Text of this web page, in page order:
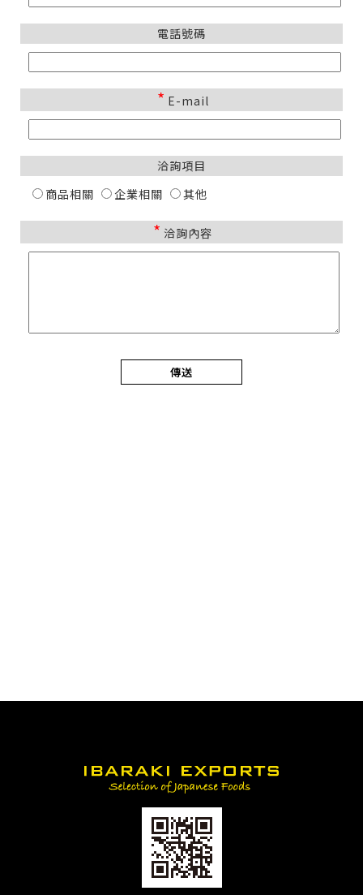
電話號碼
* E-mail
洽詢項目
商品相關
企業相關 其他
* 洽詢內容